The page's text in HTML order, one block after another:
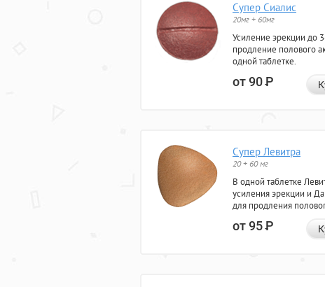
Супер Сиалис
20мг + 60мг
Усиление эрекции до
продление полового
одной таблетке.
от 90Р
Супер Левитра
20 + 60 мг
В одной таблетке
усиления эрекции и
для продления
от 95Р